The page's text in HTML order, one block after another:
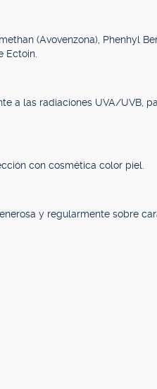
(Avovenzona), Phenhyl
Ectoin.
a las radiaciones UVA/UVB,
con cosmética color piel.
y regularmente sobre